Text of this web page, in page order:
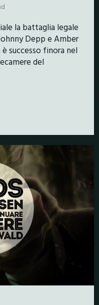
la battaglia legale
Depp e Amber
successo finora nel
del